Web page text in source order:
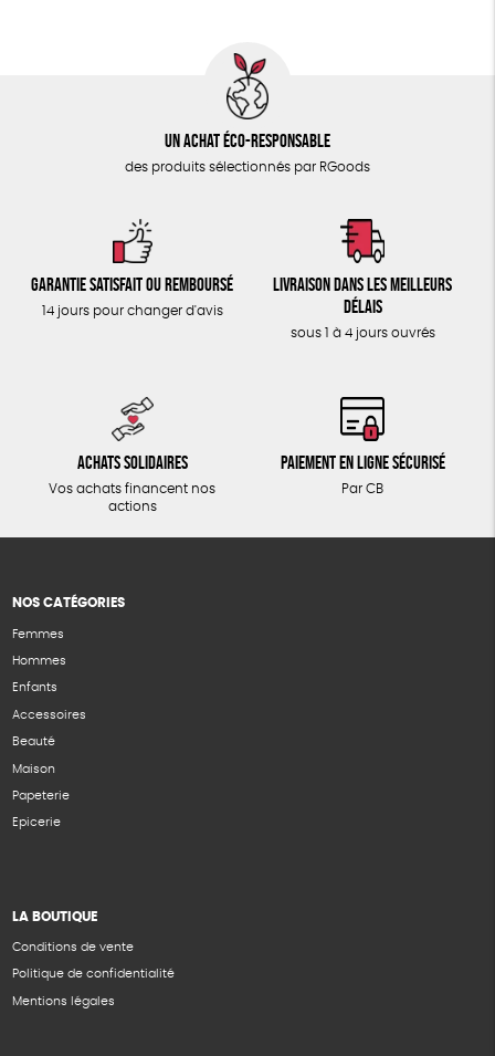
Un achat éco-responsable
des produits sélectionnés par RGoods
Garantie satisfait ou remboursé
14 jours pour changer d'avis
Livraison dans les meilleurs
délais
sous 1 à 4 jours ouvrés
Achats solidaires
Vos achats financent nos
actions
Paiement en ligne sécurisé
Par CB
NOS CATÉGORIES
Femmes
Hommes
Enfants
Accessoires
Beauté
Maison
Papeterie
Epicerie
LA BOUTIQUE
Conditions de vente
Politique de confidentialité
Mentions légales